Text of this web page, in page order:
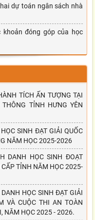
dự toán ngân sách nhà
khoản đóng góp của học
TÍCH ẤN TƯỢNG TẠI
TỈNH HƯNG YÊN
SINH ĐẠT GIẢI QUỐC
NĂM HỌC 2025-2026
DANH HỌC SINH ĐOẠT
TỈNH NĂM HỌC 2025-
HỌC SINH ĐẠT GIẢI
NĂM HỌC 2025 - 2026.